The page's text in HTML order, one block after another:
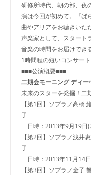
研修所時代、朝の部、夜
演は今回が初めて。『ば
曲やアリアをお聴きいた
声楽家として、スタート
音楽の時間をお届けでき
1時間程の短いコンサー
■■■公演概要■■■
二期会モーニング ディー
未来のスターを発掘！二
【第1回】ソプラノ高橋
子
日時：2013年9月19日(
【第2回】ソプラノ浅井
子
日時：2013年11月14日
【第3回】ソプラノ金子